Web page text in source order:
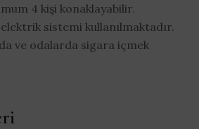
4 kişi konaklayabilir.
sistemi kullanılmaktadır.
ve odalarda sigara içmek